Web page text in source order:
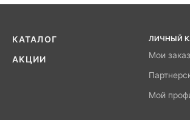
КАТАЛОГ
АКЦИИ
ЛИЧНЫЙ
Мои
Мой